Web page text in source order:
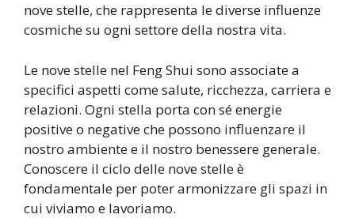
nove stelle, che rappresenta le diverse influenze
cosmiche su ogni settore della nostra vita.
Le nove stelle nel Feng Shui sono associate a
specifici aspetti come salute, ricchezza, carriera e
relazioni. Ogni stella porta con sé energie
positive o negative che possono influenzare il
nostro ambiente e il nostro benessere generale.
Conoscere il ciclo delle nove stelle è
fondamentale per poter armonizzare gli spazi in
cui viviamo e lavoriamo.